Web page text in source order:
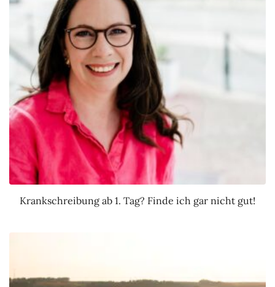
Krankschreibung ab 1. Tag? Finde ich gar nicht gut!